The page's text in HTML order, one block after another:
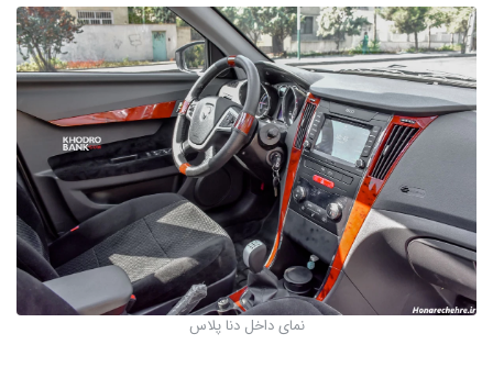
نمای داخل دنا پلاس